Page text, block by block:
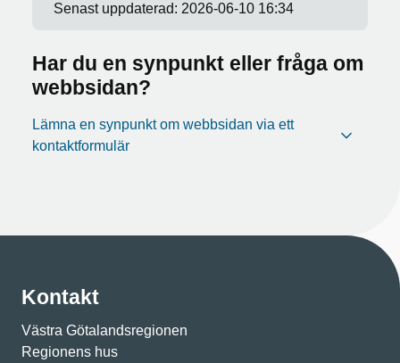
Senast uppdaterad: 2026-06-10 16:34
Har du en synpunkt eller fråga om
webbsidan?
Lämna en synpunkt om webbsidan via ett
kontaktformulär
Kontakt
Västra Götalandsregionen
Regionens hus